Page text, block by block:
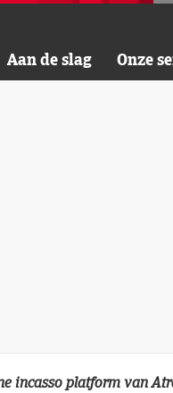
Aan de slag Onze
incasso platform van